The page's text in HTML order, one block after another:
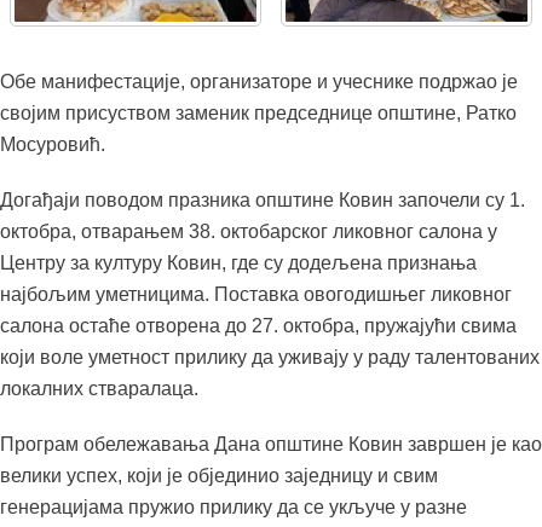
Обе манифестације, организаторе и учеснике подржао је
својим присуством заменик председнице општине, Ратко
Мосуровић.
Догађаји поводом празника општине Ковин започели су 1.
октобра, отварањем 38. октобарског ликовног салона у
Центру за културу Ковин, где су додељена признања
најбољим уметницима. Поставка овогодишњег ликовног
салона остаће отворена до 27. октобра, пружајући свима
који воле уметност прилику да уживају у раду талентованих
локалних стваралаца.
Програм обележавања Дана општине Ковин завршен је као
велики успех, који је објединио заједницу и свим
генерацијама пружио прилику да се укључе у разне